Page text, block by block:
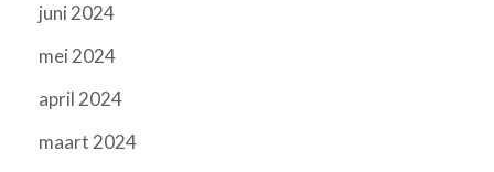
juni 2024
mei 2024
april 2024
maart 2024